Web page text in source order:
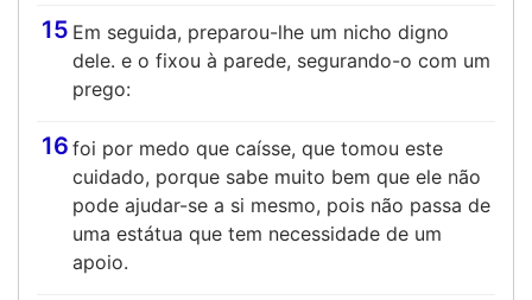
15 Em seguida, preparou-lhe um nicho digno
dele. e o fixou à parede, segurando-o com um
prego:
16 foi por medo que caísse, que tomou este
cuidado, porque sabe muito bem que ele não
pode ajudar-se a si mesmo, pois não passa de
uma estátua que tem necessidade de um
apoio.